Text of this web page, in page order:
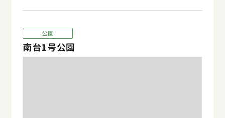
公園
南台1号公園